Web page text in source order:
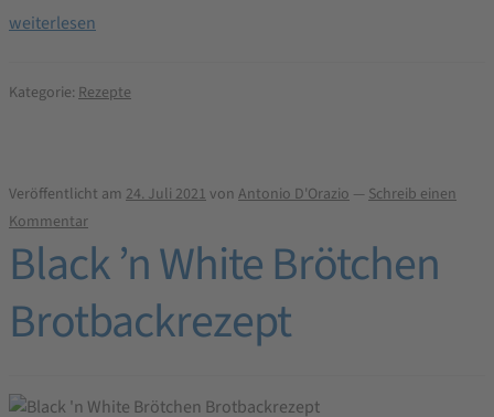
Kreuzbrot
weiterlesen
Kategorie: Rezepte
Veröffentlicht am 24. Juli 2021 von Antonio D'Orazio — Schreib einen
Kommentar
Black ’n White Brötchen
Brotbackrezept